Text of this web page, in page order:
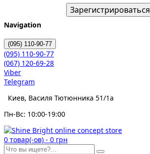
Зарегистрироваться
Navigation
(095) 110-90-77
(095) 110-90-77
(067) 120-69-28
Viber
Telegram
Киев, Василя Тютюнника 51/1а
Пн-Вс: 10:00-19:00
0 товар(-ов) - 0 грн